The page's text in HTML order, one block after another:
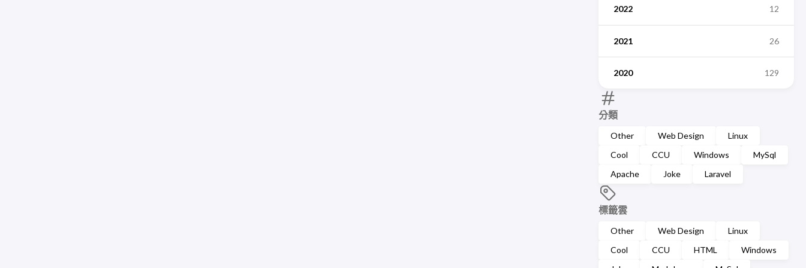
2022 12
2021 26
2020 129
分類
Other Web Design
Linux
Cool
CCU Windows
MySql
Apache
Joke Laravel
標籤雲
Other Web Design
Linux
Cool
CCU HTML
Windows